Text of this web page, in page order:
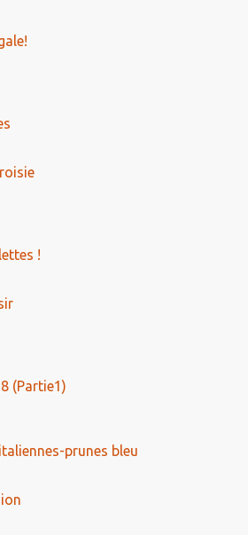
!
(Partie1)
prunes bleu